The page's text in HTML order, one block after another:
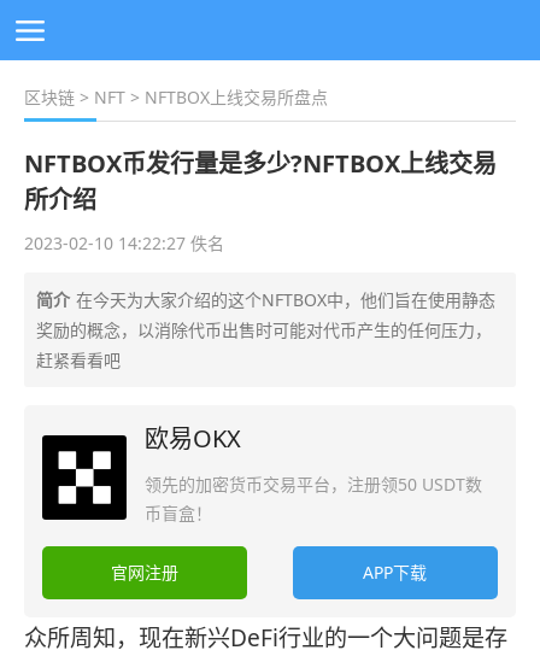
区块链 > NFT > NFTBOX上线交易所盘点
NFTBOX币发行量是多少?NFTBOX上线交易
所介绍
2023-02-10 14:22:27 佚名
简介 在今天为大家介绍的这个NFTBOX中，他们旨在使用静态
奖励的概念，以消除代币出售时可能对代币产生的任何压力，
赶紧看看吧
欧易OKX
领先的加密货币交易平台，注册领50 USDT数
币盲盒！
官网注册 APP下载
众所周知，现在新兴DeFi行业的一个大问题是存